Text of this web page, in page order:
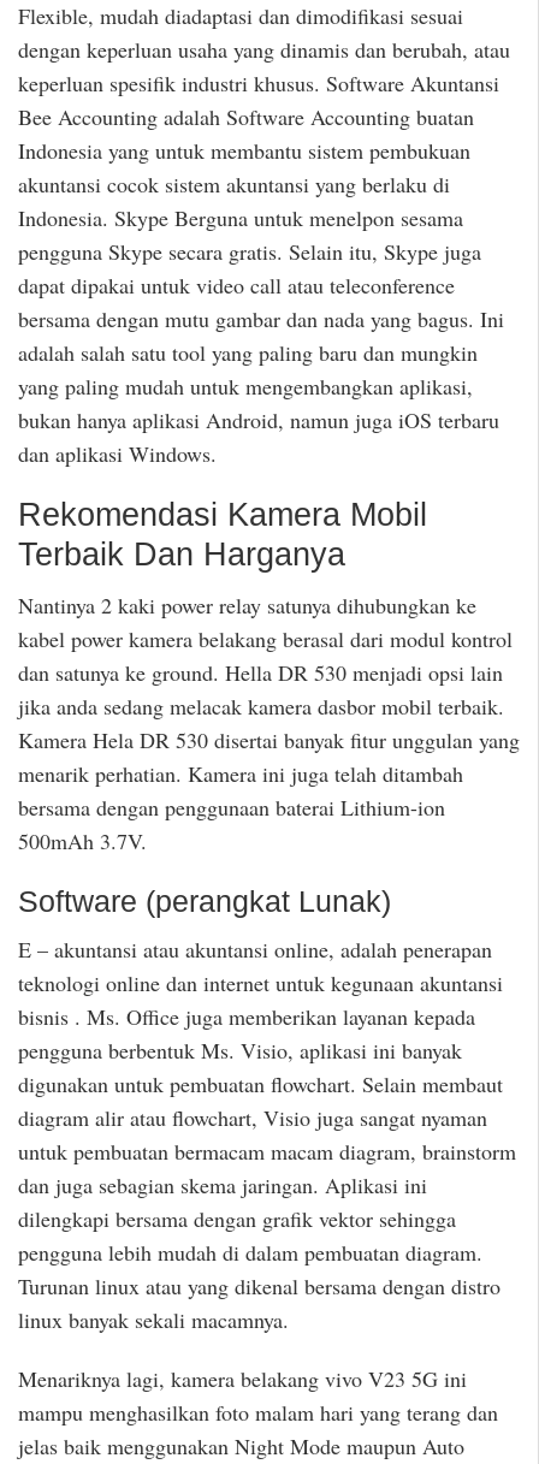
Flexible, mudah diadaptasi dan dimodifikasi sesuai
dengan keperluan usaha yang dinamis dan berubah, atau
keperluan spesifik industri khusus. Software Akuntansi
Bee Accounting adalah Software Accounting buatan
Indonesia yang untuk membantu sistem pembukuan
akuntansi cocok sistem akuntansi yang berlaku di
Indonesia. Skype Berguna untuk menelpon sesama
pengguna Skype secara gratis. Selain itu, Skype juga
dapat dipakai untuk video call atau teleconference
bersama dengan mutu gambar dan nada yang bagus. Ini
adalah salah satu tool yang paling baru dan mungkin
yang paling mudah untuk mengembangkan aplikasi,
bukan hanya aplikasi Android, namun juga iOS terbaru
dan aplikasi Windows.
Rekomendasi Kamera Mobil
Terbaik Dan Harganya
Nantinya 2 kaki power relay satunya dihubungkan ke
kabel power kamera belakang berasal dari modul kontrol
dan satunya ke ground. Hella DR 530 menjadi opsi lain
jika anda sedang melacak kamera dasbor mobil terbaik.
Kamera Hela DR 530 disertai banyak fitur unggulan yang
menarik perhatian. Kamera ini juga telah ditambah
bersama dengan penggunaan baterai Lithium-ion
500mAh 3.7V.
Software (perangkat Lunak)
E – akuntansi atau akuntansi online, adalah penerapan
teknologi online dan internet untuk kegunaan akuntansi
bisnis . Ms. Office juga memberikan layanan kepada
pengguna berbentuk Ms. Visio, aplikasi ini banyak
digunakan untuk pembuatan flowchart. Selain membaut
diagram alir atau flowchart, Visio juga sangat nyaman
untuk pembuatan bermacam macam diagram, brainstorm
dan juga sebagian skema jaringan. Aplikasi ini
dilengkapi bersama dengan grafik vektor sehingga
pengguna lebih mudah di dalam pembuatan diagram.
Turunan linux atau yang dikenal bersama dengan distro
linux banyak sekali macamnya.
Menariknya lagi, kamera belakang vivo V23 5G ini
mampu menghasilkan foto malam hari yang terang dan
jelas baik menggunakan Night Mode maupun Auto